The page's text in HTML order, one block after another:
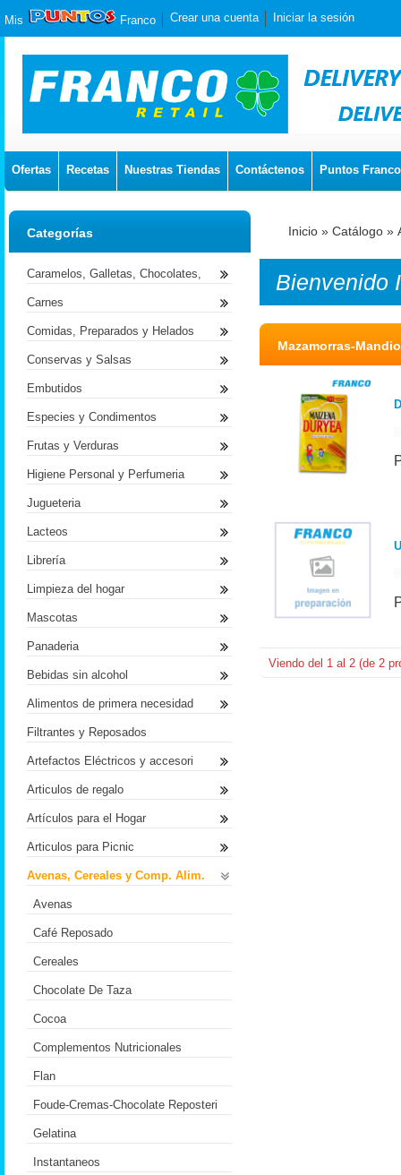
Mis Franco Crear una cuenta Iniciar la sesión
Ofertas Recetas Nuestras Tiendas Contáctenos Puntos Franco
Inicio » Catálogo »
Bienvenido
Mazamorras-
Viendo del 1 al 2 (de 2
Categorías
Caramelos, Galletas, Chocolates,
Carnes
Comidas, Preparados y Helados
Conservas y Salsas
Embutidos
Especies y Condimentos
Frutas y Verduras
Higiene Personal y Perfumeria
Jugueteria
Lacteos
Librería
Limpieza del hogar
Mascotas
Panaderia
Bebidas sin alcohol
Alimentos de primera necesidad
Filtrantes y Reposados
Artefactos Eléctricos y accesori
Articulos de regalo
Artículos para el Hogar
Articulos para Picnic
Avenas, Cereales y Comp. Alim.
Avenas
Café Reposado
Cereales
Chocolate De Taza
Cocoa
Complementos Nutricionales
Flan
Foude-Cremas-Chocolate Reposteri
Gelatina
Instantaneos